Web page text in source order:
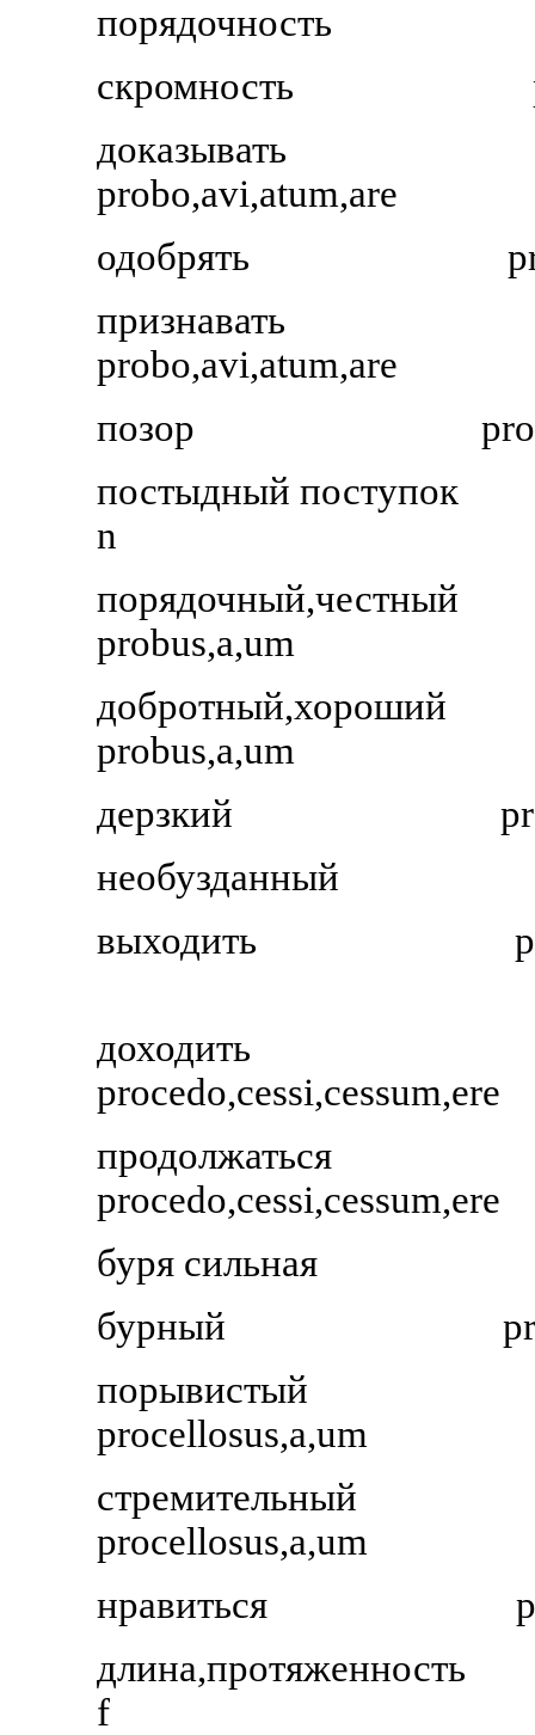
порядочность
скромность
доказывать
probo,avi,atum,are
одобрять
признавать
probo,avi,atum,are
позор
постыдный поступок
n
порядочный,честный
probus,a,um
добротный,хороший
probus,a,um
дерзкий
необузданный
выходить
доходить
procedo,cessi,cessum,ere
продолжаться
procedo,cessi,cessum,ere
буря сильная
бурный
порывистый
procellosus,a,um
стремительный
procellosus,a,um
нравиться
длина,протяженность
f